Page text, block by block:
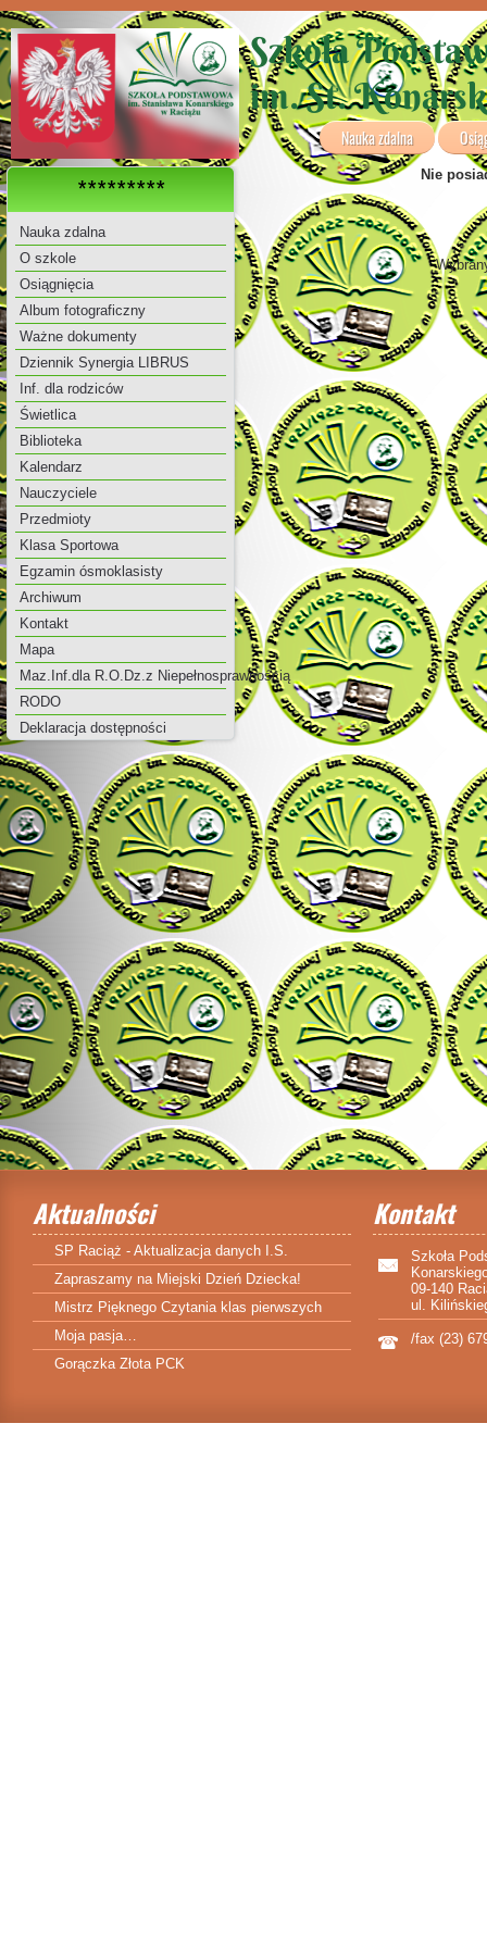
Szkoła
im. St.
Nauka zdalna
*********
Nauka zdalna
O szkole
Osiągnięcia
Album fotograficzny
Ważne dokumenty
Dziennik Synergia LIBRUS
Inf. dla rodziców
Świetlica
Biblioteka
Kalendarz
Nauczyciele
Przedmioty
Klasa Sportowa
Egzamin ósmoklasisty
Archiwum
Kontakt
Mapa
Maz.Inf.dla R.O.Dz.z Niepełnosprawnością
RODO
Deklaracja dostępności
Nie
Aktualności
SP Raciąż - Aktualizacja danych I.S.
Zapraszamy na Miejski Dzień Dziecka!
Mistrz Pięknego Czytania klas pierwszych
Moja pasja…
Gorączka Złota PCK
Kontakt
Szkoła
09-140
ul.
/fax (23)